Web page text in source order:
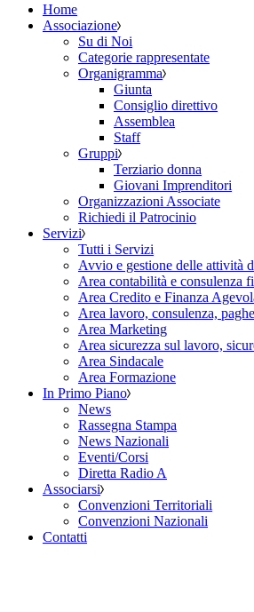
Home
Associazione
Su di Noi
Categorie rappresentate
Organigramma
Giunta
Consiglio direttivo
Assemblea
Staff
Gruppi
Terziario donna
Giovani Imprenditori
Organizzazioni Associate
Richiedi il Patrocinio
Servizi
Tutti i Servizi
Avvio e gestione delle attività
Area contabilità e consulenza
Area Credito e Finanza
Area lavoro, consulenza, paghe
Area Marketing
Area sicurezza sul lavoro,
Area Sindacale
Area Formazione
In Primo Piano
News
Rassegna Stampa
News Nazionali
Eventi/Corsi
Diretta Radio A
Associarsi
Convenzioni Territoriali
Convenzioni Nazionali
Contatti